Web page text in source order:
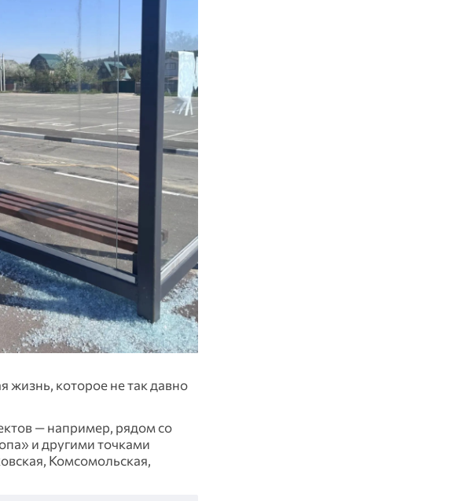
жизнь, которое не так давно
— например, рядом со
и другими точками
Комсомольская,